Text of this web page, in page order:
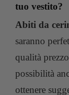
tuo vestito?
Abiti da
saranno
qualità
possibilità
ottenere